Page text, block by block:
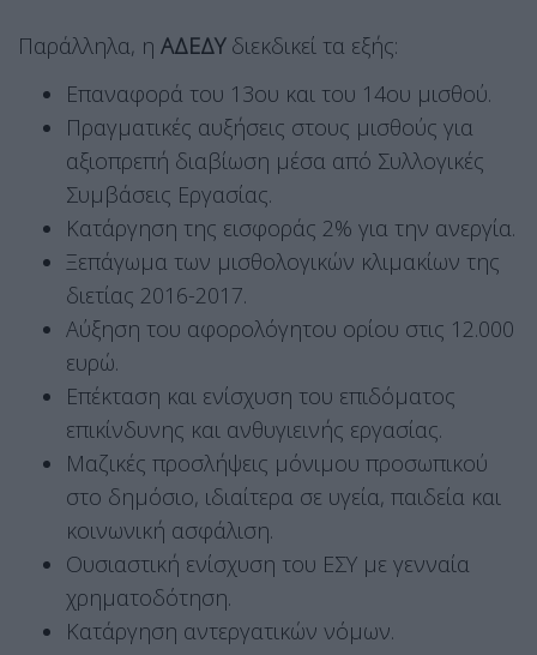
Παράλληλα, η ΑΔΕΔΥδιεκδικεί τα εξής:
Επαναφορά του 13ου και του 14ου μισθού.
Πραγματικές αυξήσεις στους μισθούς για
αξιοπρεπή διαβίωση μέσα από Συλλογικές
Συμβάσεις Εργασίας.
Κατάργηση της εισφοράς 2% για την ανεργία.
Ξεπάγωμα των μισθολογικών κλιμακίων της
διετίας 2016-2017.
Αύξηση του αφορολόγητου ορίου στις 12.000
ευρώ.
Επέκταση και ενίσχυση του επιδόματος
επικίνδυνης και ανθυγιεινής εργασίας.
Μαζικές προσλήψεις μόνιμου προσωπικού
στο δημόσιο, ιδιαίτερα σε υγεία, παιδεία και
κοινωνική ασφάλιση.
Ουσιαστική ενίσχυση του ΕΣΥ με γενναία
χρηματοδότηση.
Κατάργηση αντεργατικών νόμων.